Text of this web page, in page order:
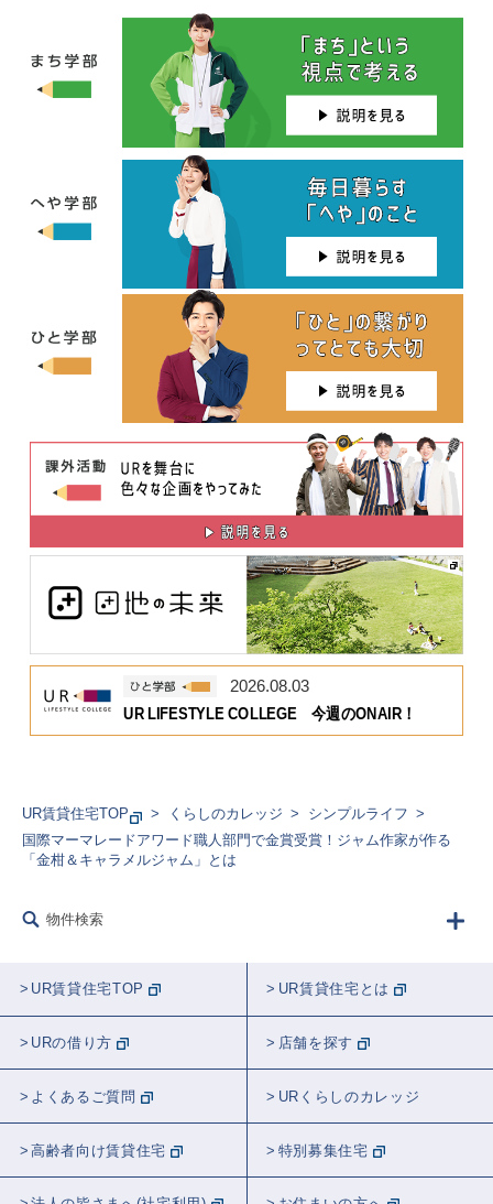
2026.08.03
UR LIFESTYLE COLLEGE 今週のONAIR！
UR賃貸住宅TOP くらしのカレッジ
シンプルライフ
国際マーマレードアワード職人部門で金賞受賞！ジャム作家が作る
「金柑＆キャラメルジャム」とは
物件検索
UR賃貸住宅TOP UR賃貸住宅とは
URの借り方 店舗を探す
よくあるご質問 URくらしのカレッジ
高齢者向け賃貸住宅 特別募集住宅